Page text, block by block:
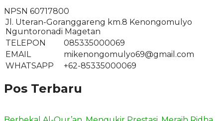
NPSN 60717800
Jl. Uteran-Goranggareng km.8 Kenongomulyo
Nguntoronadi Magetan
TELEPON
085335000069
EMAIL
mikenongomulyo69@gmail.com
WHATSAPP
+62-85335000069
Pos Terbaru